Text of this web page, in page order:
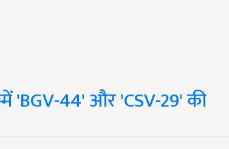
'BGV-44' और 'CSV-29' की